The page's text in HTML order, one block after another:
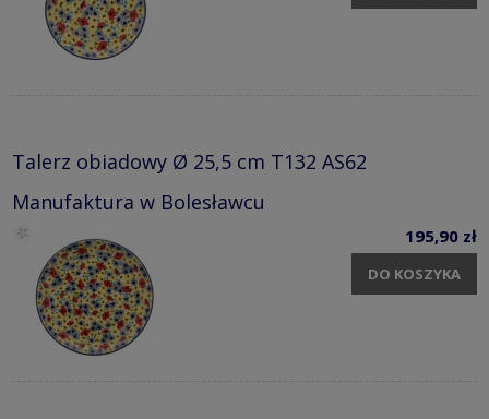
Talerz obiadowy Ø 25,5 cm T132 AS62
Manufaktura w Bolesławcu
195,90 zł
DO KOSZYKA